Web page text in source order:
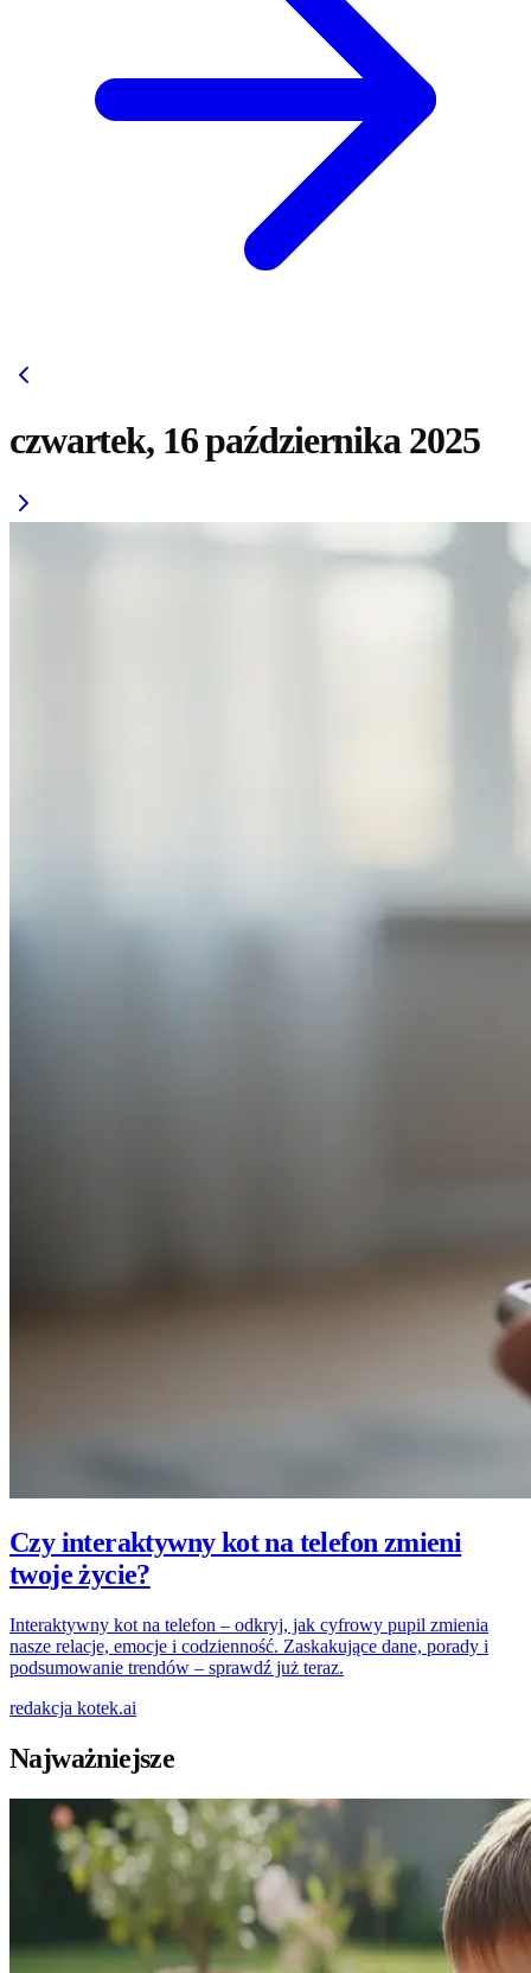
czwartek, 16 października 2025
Czy interaktywny kot na telefon zmieni
twoje życie?
Interaktywny kot na telefon – odkryj, jak cyfrowy pupil zmienia
nasze relacje, emocje i codzienność. Zaskakujące dane, porady i
podsumowanie trendów – sprawdź już teraz.
redakcja kotek.ai
Najważniejsze